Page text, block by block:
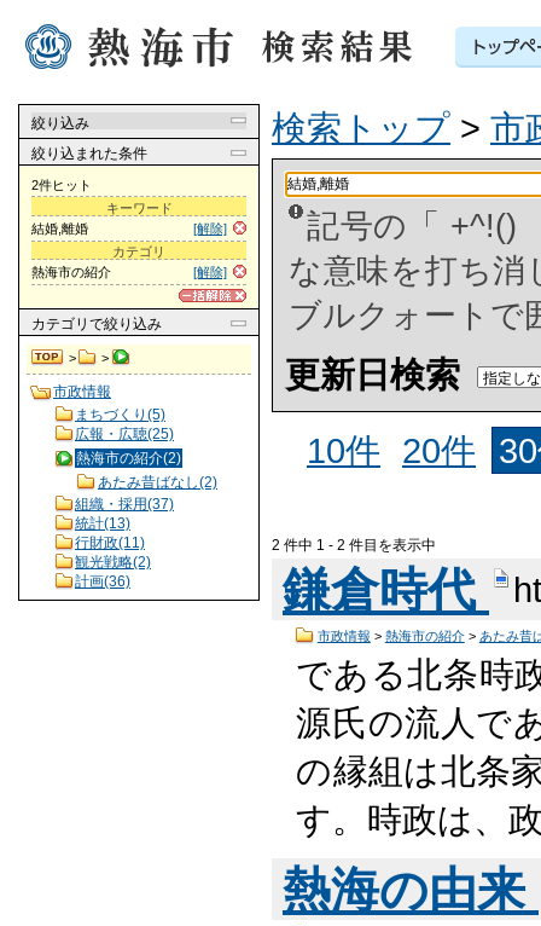
絞り込み
絞り込まれた条件
2件ヒット
キーワード
[解除]
結婚,離婚
カテゴリ
[解除]
熱海市の紹介
カテゴリ で絞り込み
> >
市政情報
まちづくり(5)
広報・広聴(25)
熱海市の紹介(2)
あたみ昔ばなし(2)
組織・採用(37)
統計(13)
行財政(11)
観光戦略(2)
計画(36)
検索トップ > 市
記号の「 +^!()
な意味を打ち
ブルクォートで
更新日検索
10件
20件
2 件中 1 - 2 件目を表示中
鎌倉時代
市政情報 > 熱海市の紹介> あたみ昔
である北条時
源氏の流人で
の縁組は北条
す。時政は、
熱海の由来